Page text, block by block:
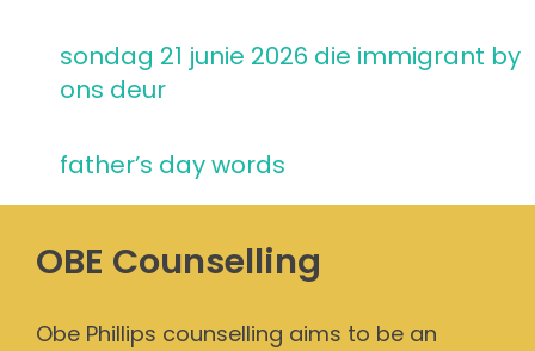
sondag 21 junie 2026 die immigrant by
ons deur
father’s day words
OBE Counselling
Obe Phillips counselling aims to be an